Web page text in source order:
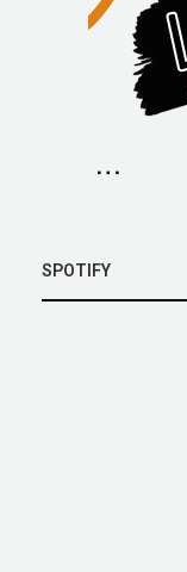
SPOTIFY